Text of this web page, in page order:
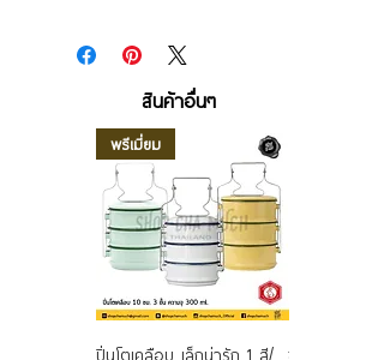
สินค้าอื่นๆ
พรีเมี่ยม